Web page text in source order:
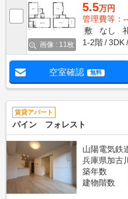
画像 : 11枚
5.5万円
管理費等：--
敷
なし
1-2階
3DK
空室確認 無料
賃貸アパート
パイン フォレスト
山陽電気鉄
兵庫県加古
築年数
建物階数